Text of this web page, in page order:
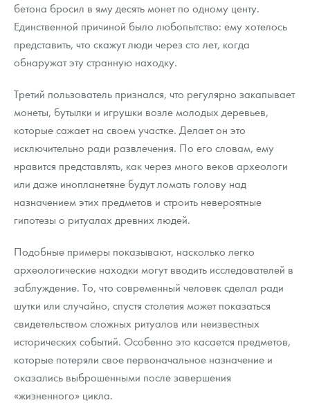
бетона бросил в яму десять монет по одному центу.
Единственной причиной было любопытство: ему хотелось
представить, что скажут люди через сто лет, когда
обнаружат эту странную находку.
Третий пользователь признался, что регулярно закапывает
монеты, бутылки и игрушки возле молодых деревьев,
которые сажает на своем участке. Делает он это
исключительно ради развлечения. По его словам, ему
нравится представлять, как через много веков археологи
или даже инопланетяне будут ломать голову над
назначением этих предметов и строить невероятные
гипотезы о ритуалах древних людей.
Подобные примеры показывают, насколько легко
археологические находки могут вводить исследователей в
заблуждение. То, что современный человек сделал ради
шутки или случайно, спустя столетия может показаться
свидетельством сложных ритуалов или неизвестных
исторических событий. Особенно это касается предметов,
которые потеряли свое первоначальное назначение и
оказались выброшенными после завершения
«жизненного» цикла.